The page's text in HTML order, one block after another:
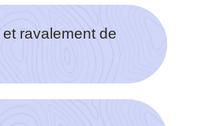
ravalement de